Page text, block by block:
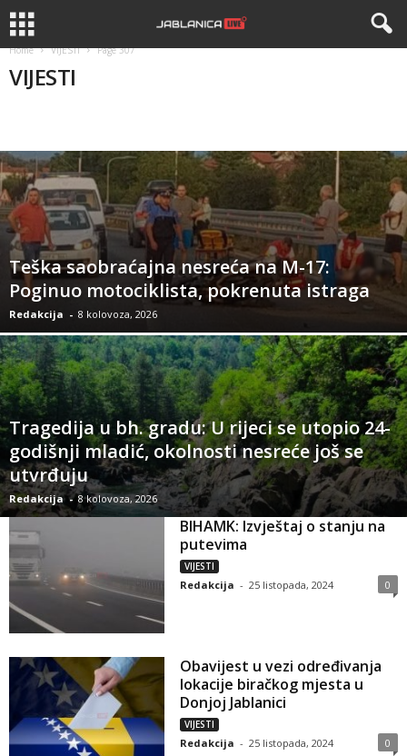
Home VIJESTI Page 307
VIJESTI
Teška saobraćajna nesreća na M-17:
Poginuo motociklista, pokrenuta istraga
Redakcija - 8 kolovoza, 2026
Tragedija u bh. gradu: U rijeci se utopio 24-
godišnji mladić, okolnosti nesreće još se
utvrđuju
Redakcija - 8 kolovoza, 2026
BIHAMK: Izvještaj o stanju na
putevima
VIJESTI
Redakcija - 25 listopada, 2024 0
Obavijest u vezi određivanja
lokacije biračkog mjesta u
Donjoj Jablanici
VIJESTI
Redakcija - 25 listopada, 2024 0